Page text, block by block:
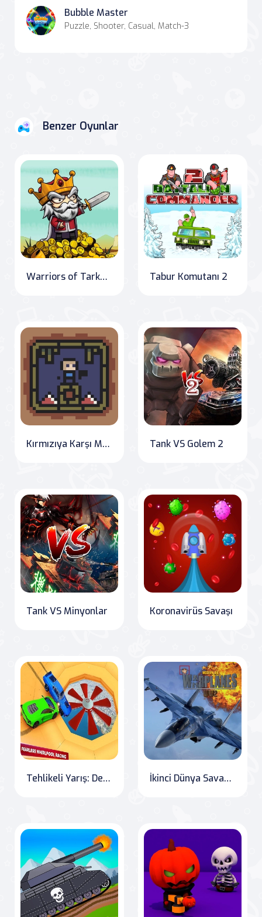
Bubble Master
Puzzle, Shooter, Casual, Match-3
Benzer Oyunlar
Warriors of Tarkan: Battle for the Kingdom Tabur Komutanı 2
Kırmızıya Karşı Mavi Tank VS Golem 2
Tank VS Minyonlar Koronavirüs Savaşı
Tehlikeli Yarış: Demolotion Derby İkinci Dünya Savaşı Modern Uçaklar İt Dalaşı